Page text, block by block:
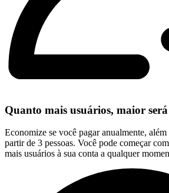
Quanto mais usuários, maior será
Economize se você pagar anualmente, além
partir de 3 pessoas. Você pode começar
mais usuários à sua conta a qualquer